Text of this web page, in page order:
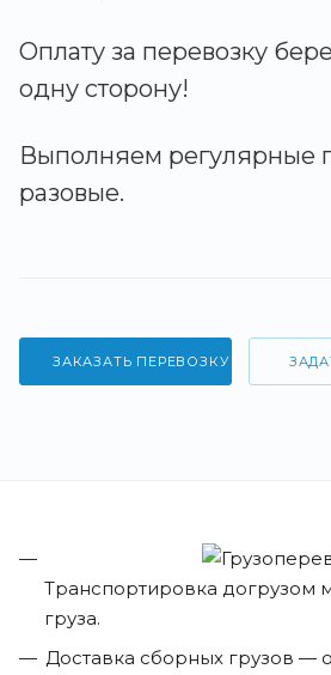
Оплату за перевозку
одну сторону!
Выполняем регулярные
разовые.
ЗАКАЗАТЬ ПЕРЕВОЗКУ
Транспортировка догрузом
груза.
Доставка сборных грузов —